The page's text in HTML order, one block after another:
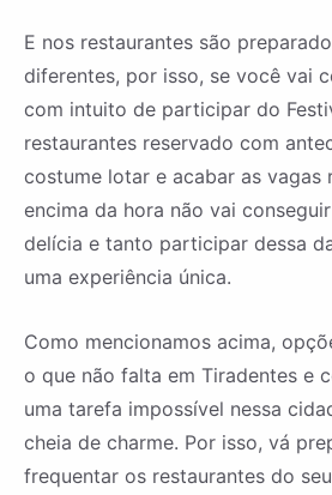
E nos restaurantes são
diferentes, por isso, se você vai
com intuito de participar do
restaurantes reservado com
costume lotar e acabar as vagas
encima da hora não vai
delícia e tanto participar dessa
uma experiência única.
Como mencionamos acima,
o que não falta em Tiradentes e
uma tarefa impossível nessa
cheia de charme. Por isso, vá
frequentar os restaurantes do